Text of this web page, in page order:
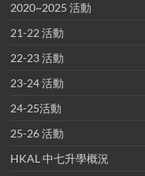
2020~2025 活動
21-22 活動
22-23 活動
23-24 活動
24-25活動
25-26 活動
HKAL 中七升學概況